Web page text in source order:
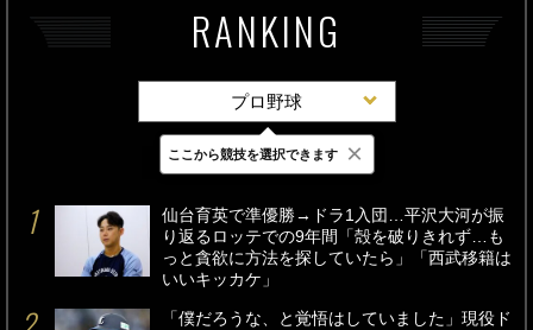
RANKING
プロ野球
最新 24時間 週間
仙台育英で準優勝→ドラ1入団…平沢大河が振
り返るロッテでの9年間「殻を破りきれず…も
っと貪欲に方法を探していたら」「西武移籍は
いいキッカケ」
「僕だろうな、と覚悟はしていました」現役ド
ここから競技を選択できます ×